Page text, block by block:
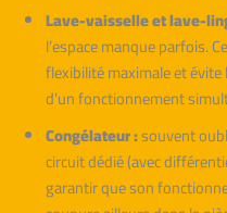
Lave-vaisselle et lave-
l’espace manque parfois.
flexibilité maximale et
d’un fonctionnement
Congélateur :souvent
circuit dédié (avec
garantir que son